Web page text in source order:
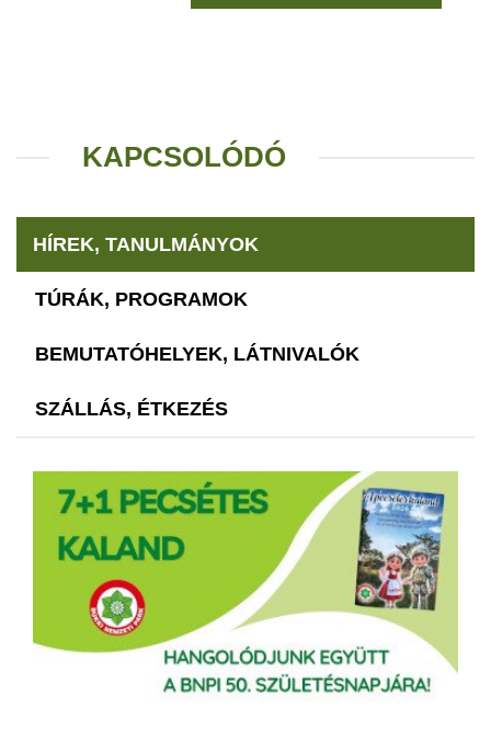
KAPCSOLÓDÓ
HÍREK, TANULMÁNYOK
TÚRÁK, PROGRAMOK
BEMUTATÓHELYEK, LÁTNIVALÓK
SZÁLLÁS, ÉTKEZÉS